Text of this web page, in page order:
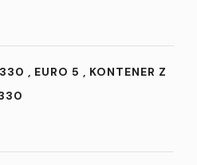
, EURO 5 , KONTENER Z